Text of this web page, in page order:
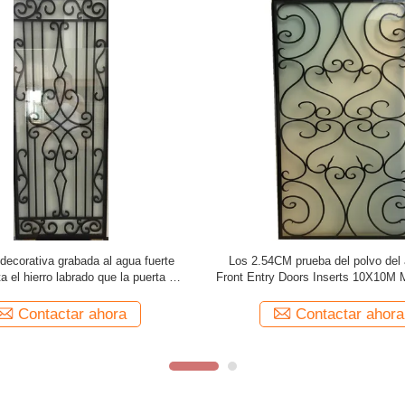
de cristal blancos del hierro
m para el metal durable los 2M
Contactar ahora
Puertas del hierro de la
oxidación 1800m m con los partes
Contactar ahora